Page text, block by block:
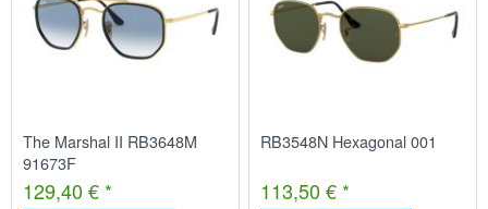
The Marshal II RB3648M
91673F
129,40 € *
RB3548N Hexagonal 001
113,50 € *